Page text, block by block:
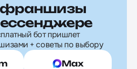
бот пришлет
+ советы по выбору
Max